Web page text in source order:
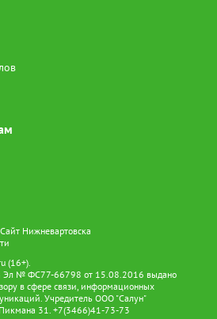
Нижневартовска
(16+).
Эл № ФС77-66798 от 15.08.2016 выдано
в сфере связи, информационных
Учредитель ООО "Салун"
31. +7(3466)41-73-73